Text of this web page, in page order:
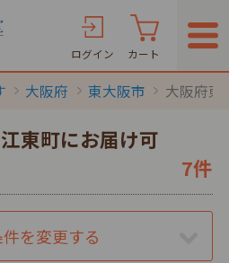
ログイン カート
大阪府 東大阪市 大阪府東
東町にお届け可
7件
を変更する